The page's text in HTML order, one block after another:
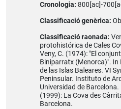
Cronologia: 800[ac]-
Classificació genèrica:
Classificació raonada:
protohistórica de Cales
Veny, C. (1974): "El
Biniparratx (Menorca)".
de las Islas Baleares. VI
Peninsular. Instituto de
Universidad de
(1999): La Cova des
Barcelona.